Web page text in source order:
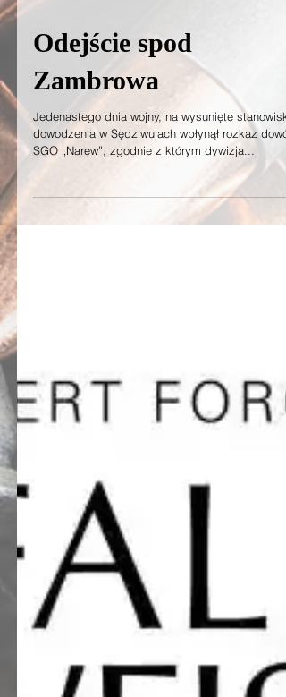
Odejście spod
Zambrowa
Jedenastego dnia wojny, na wysunięte
dowodzenia w Sędziwujach wpłynął rozkaz
SGO „Narew”, zgodnie z którym dywizja...